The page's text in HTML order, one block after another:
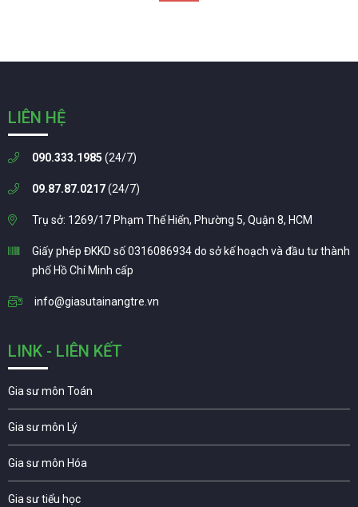
LIÊN HỆ
090.333.1985 (24/7)
09.87.87.0217(24/7)
Trụ sở: 1269/17 Phạm Thế Hiển, Phường 5, Quận 8, HCM
Giấy phép ĐKKD số 0316086934 do sở kế hoạch và đầu tư thành
phố Hồ Chí Minh cấp
info@giasutainangtre.vn
LINK - LIÊN KẾT
Gia sư môn Toán
Gia sư môn Lý
Gia sư môn Hóa
Gia sư tiểu học